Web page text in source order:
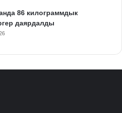
86 килограммдык
даярдалды